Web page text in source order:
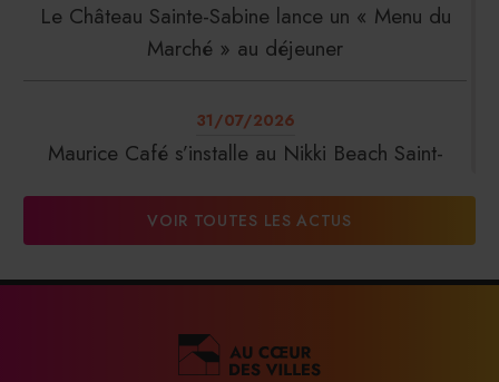
Le Château Sainte-Sabine lance un « Menu du
Marché » au déjeuner
31/07/2026
Maurice Café s’installe au Nikki Beach Saint-
DalterFood Group franchit les 200 millions
VOIR TOUTES LES ACTUS